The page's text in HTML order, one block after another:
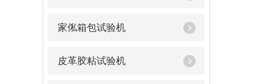
家俬箱包试验机
皮革胶粘试验机